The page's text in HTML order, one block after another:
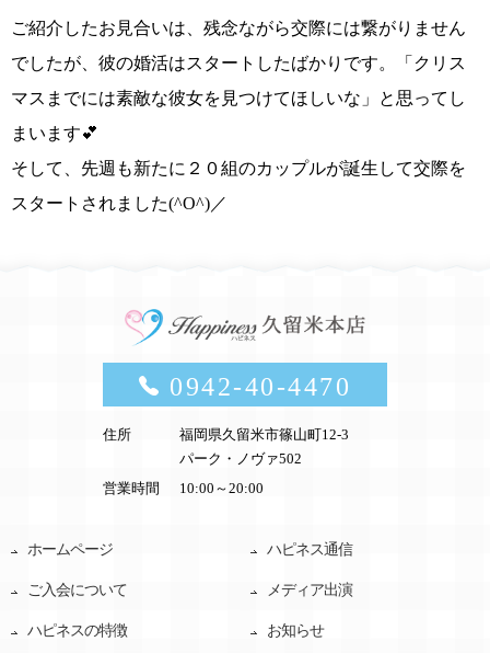
ご紹介したお見合いは、残念ながら交際には繋がりません
でしたが、彼の婚活はスタートしたばかりです。
「クリス
マスまでには素敵な彼女を見つけてほしいな」
と思ってし
まいます💕
そして、 先週も新たに２０組のカップルが誕生して交際を
スタートされました(^O^)／
0942-40-4470
住所
福岡県久留米市篠山町12-3
パーク・ノヴァ502
営業時間
10:00～20:00
ホームページ
ご入会について
ハピネスの特徴
ハピネス通信
メディア出演
お知らせ